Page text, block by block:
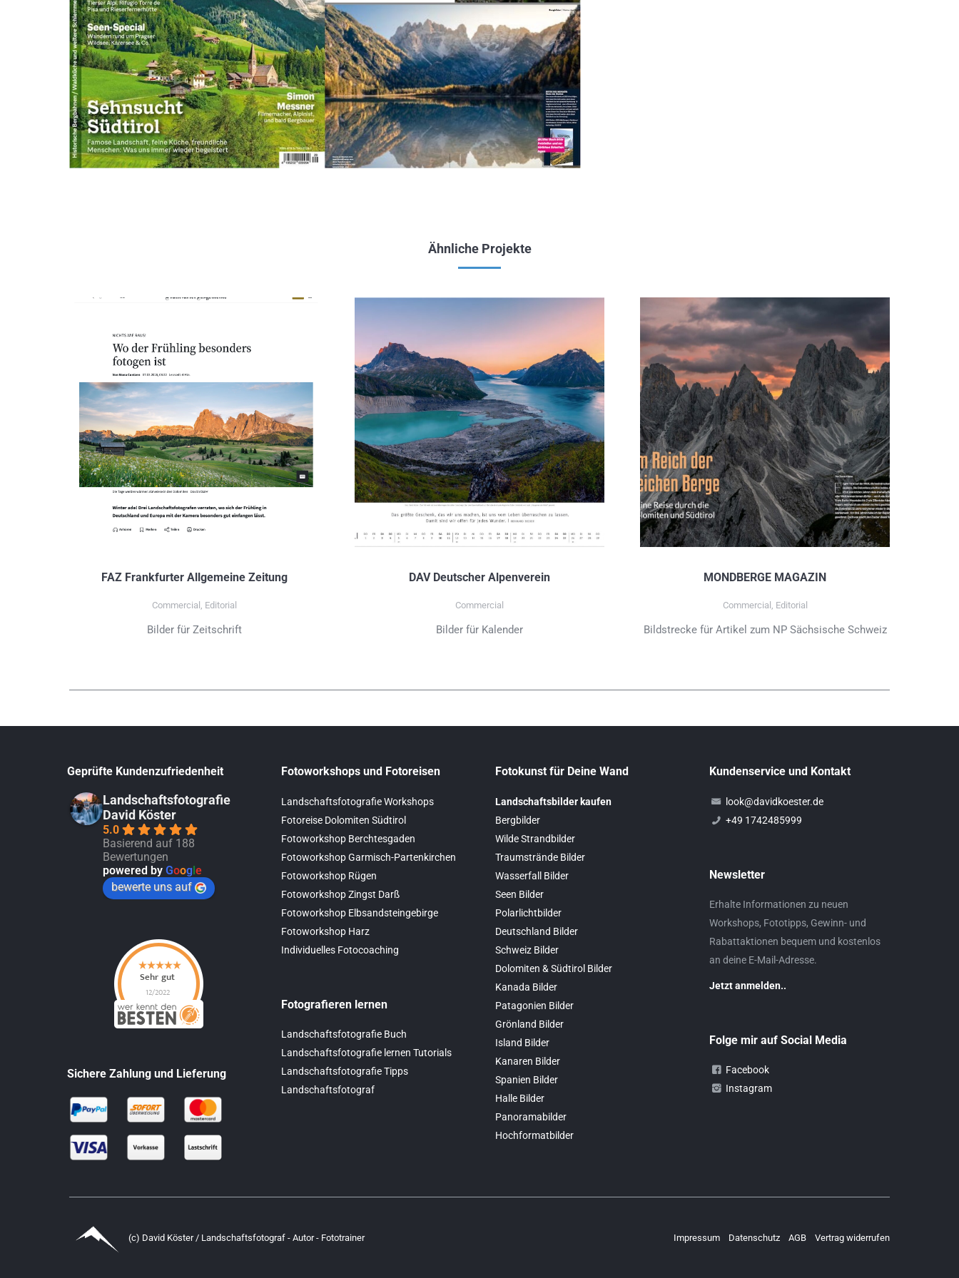
Ähnliche Projekte
FAZ Frankfurter Allgemeine Zeitung
Commercial , Editorial
Bilder für Zeitschrift
DAV Deutscher Alpenverein
Commercial
Bilder für Kalender
MONDBERGE MAGAZIN
Commercial , Editorial
Bildstrecke für Artikel zum NP Sächsische Schweiz
Geprüfte Kundenzufriedenheit
Landschaftsfotografie
David Köster
5.0
Basierend auf 188
Bewertungen
powered by Google
bewerte uns auf
Sichere Zahlung und Lieferung
Fotoworkshops und Fotoreisen
Landschaftsfotografie Workshops
Fotoreise Dolomiten Südtirol
Fotoworkshop Berchtesgaden
Fotoworkshop Garmisch-Partenkirchen
Fotoworkshop Rügen
Fotoworkshop Zingst Darß
Fotoworkshop Elbsandsteingebirge
Fotoworkshop Harz
Individuelles Fotocoaching
Fotografieren lernen
Landschaftsfotografie Buch
Landschaftsfotografie lernen Tutorials
Landschaftsfotografie Tipps
Landschaftsfotograf
Fotokunst für Deine Wand
Landschaftsbilder kaufen
Bergbilder
Wilde Strandbilder
Traumstrände Bilder
Wasserfall Bilder
Seen Bilder
Polarlichtbilder
Deutschland Bilder
Schweiz Bilder
Dolomiten & Südtirol Bilder
Kanada Bilder
Patagonien Bilder
Grönland Bilder
Island Bilder
Kanaren Bilder
Spanien Bilder
Halle Bilder
Panoramabilder
Hochformatbilder
Kundenservice und Kontakt
look@davidkoester.de
+49 1742485999
Newsletter
Erhalte Informationen zu neuen
Workshops, Fototipps, Gewinn- und
Rabattaktionen bequem und kostenlos
an deine E-Mail-Adresse.
Jetzt anmelden..
Folge mir auf Social Media
Facebook
Instagram
(c) David Köster / Landschaftsfotograf - Autor - Fototrainer Impressum Datenschutz AGB Vertrag widerrufen